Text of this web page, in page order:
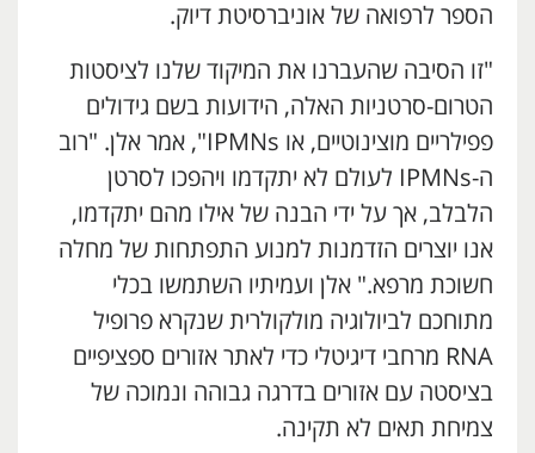
הספר לרפואה של אוניברסיטת דיוק.
"זו הסיבה שהעברנו את המיקוד שלנו לציסטות
הטרום-סרטניות האלה, הידועות בשם גידולים
פפילריים מוצינוטיים, או IPMNs", אמר אלן. "רוב
ה-IPMNs לעולם לא יתקדמו ויהפכו לסרטן
הלבלב, אך על ידי הבנה של אילו מהם יתקדמו,
אנו יוצרים הזדמנות למנוע התפתחות של מחלה
חשוכת מרפא." אלן ועמיתיו השתמשו בכלי
מתוחכם לביולוגיה מולקולרית שנקרא פרופיל
RNA מרחבי דיגיטלי כדי לאתר אזורים ספציפיים
בציסטה עם אזורים בדרגה גבוהה ונמוכה של
צמיחת תאים לא תקינה.